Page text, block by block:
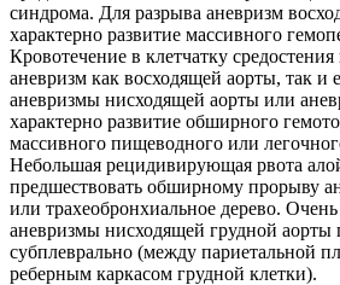
синдрома. Для разрыва аневризм
характерно развитие массивного
Кровотечение в клетчатку
аневризм как восходящей аорты, так и
аневризмы нисходящей аорты или
характерно развитие обширного
массивного пищеводного или
Небольшая рецидивирующая рвота
предшествовать обширному прорыву
или трахеобронхиальное дерево.
аневризмы нисходящей грудной аорты
субплеврально (между париетальной
реберным каркасом грудной клетки).